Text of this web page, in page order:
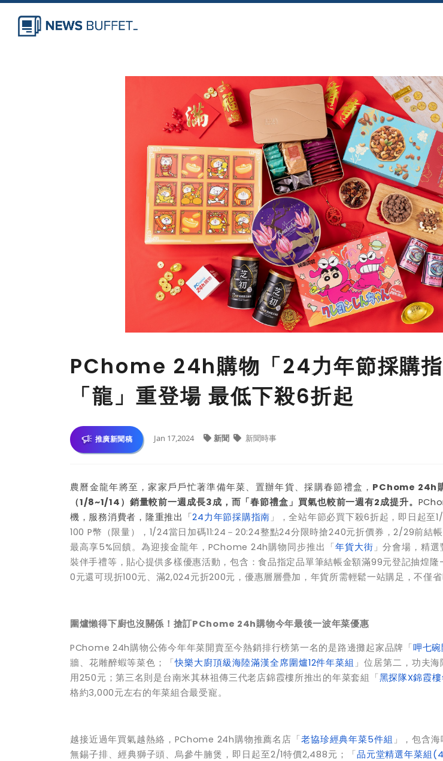
PChome 24h購物「24力年節採購
「龍」重登場 最低下殺6折起
推廣新聞稿 Jan 17,2024 新聞 新聞時事
農曆金龍年將至，家家戶戶忙著準備年菜、置辦年貨、採購春節禮盒， PChome 24h
（1/8~1/14）銷量較前一週成長3成，而「春節禮盒」買氣也較前一週有2成提升。
機，服務消費者，隆重推出「24力年節採購指南」，全站年節必買下殺6折起，即日起至
100 P幣（限量），1/24當日加碼11:24－20:24整點24分限時搶240元折價券，2/29前結
最高享5%回饋。為迎接金龍年，PChome 24h購物同步推出「年貨大街」分會場，精
裝伴手禮等，貼心提供多樣優惠活動，包含：食品指定品單筆結帳金額滿99元登記抽煌隆
0元還可現折100元、滿2,024元折200元，優惠層層疊加，年貨所需輕鬆一站購足，不僅省
圍爐懶得下廚也沒關係！搶訂PChome 24h購物今年最後一波年菜優惠
PChome 24h購物公佈今年年菜開賣至今熱銷排行榜第一名的是路邊攤起家品牌「呷七
牆、花雕醉蝦等菜色；「快樂大廚頂級海陸滿漢全席圍爐12件年菜組 」位居第二，功夫
用250元；第三名則是台南米其林祖傳三代老店錦霞樓所推出的年菜套組「黑探隊X錦霞
格約3,000元左右的年菜組合最受寵。
越接近過年買氣越熱絡，PChome 24h購物推薦名店「老協珍經典年菜5件組 」，包含
無錫子排、經典獅子頭、烏參牛腩煲，即日起至2/1特價2,488元；「品元堂精選年菜組